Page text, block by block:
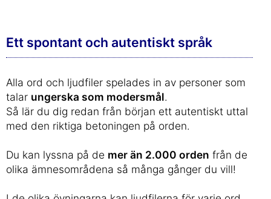
Ett spontant och autentiskt språk
Alla ord och ljudfiler spelades in av personer som
talar ungerska som modersmål.
Så lär du dig redan från början ett autentiskt uttal
med den riktiga betoningen på orden.
Du kan lyssna på de mer än 2.000 orden från de
olika ämnesområdena så många gånger du vill!